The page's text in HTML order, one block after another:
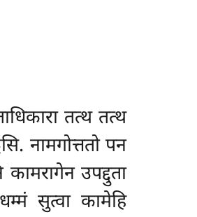
तत्थ तत्थ
नामगोत्ततो पन
उपद्दुता
सुत्वा कामेहि